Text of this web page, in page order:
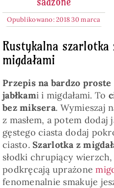
Opublikowano: 2018 30 marca
Rustykalna szarlotka
migdałami
Przepis na bardzo
jabłkami i migdałami. To
bez miksera. Wymieszaj
z masłem, a potem dodaj
gęstego ciasta dodaj
ciasto.Szarlotka z
słodki chrupiący
podkręcają uprażone
fenomenalnie smakuje